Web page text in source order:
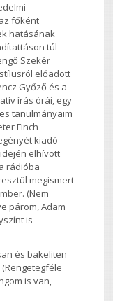
főként
hatásának
túl
Szekér
előadott
Győző és a
írás órái, egy
tanulmányaim
Finch
kiadó
elhívott
rádióba
megismert
(Nem
párom, Adam
is
és bakeliten
is van,